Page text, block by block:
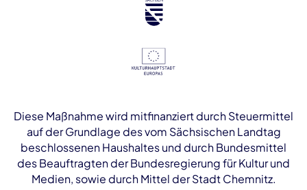
Diese Maßnahme wird mitfinanziert durch Steuermittel
auf der Grundlage des vom Sächsischen Landtag
beschlossenen Haushaltes und durch Bundesmittel
des Beauftragten der Bundesregierung für Kultur und
Medien, sowie durch Mittel der Stadt Chemnitz.